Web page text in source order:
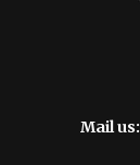
Mail us: